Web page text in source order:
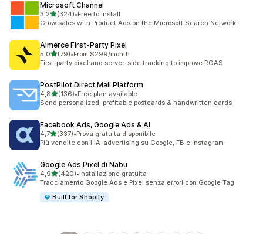
Microsoft Channel
3,2stelle su 5
(324)
324 recensioni totali
•Free to install
Grow sales with Product Ads on the Microsoft Search Network.
Aimerce First‑Party Pixel
5,0stelle su 5
(79)
79 recensioni totali
•From $299/month
First-party pixel and server-side tracking to improve ROAS.
PostPilot Direct Mail Platform
4,8stelle su 5
(136)
136 recensioni totali
•Free plan available
Send personalized, profitable postcards & handwritten cards
Facebook Ads, Google Ads & AI
4,7stelle su 5
(337)
337 recensioni totali
•Prova gratuita disponibile
Più vendite con l'IA-advertising su Google, FB e Instagram
Google Ads Pixel di Nabu
4,9stelle su 5
(420)
420 recensioni totali
•Installazione gratuita
Tracciamento Google Ads e Pixel senza errori con Google Tag
Built for Shopify